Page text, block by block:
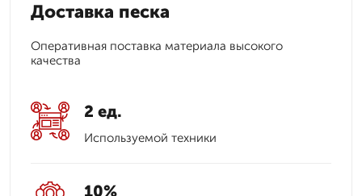
Доставка песка
Оперативная поставка материала высокого
качества
2 ед.
Используемой техники
10%